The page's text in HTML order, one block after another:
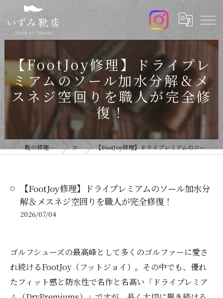
【FootJoy修理】ドライプレ
ミアムのソール加水分解＆メ
スネジ空回りを職人が完全修
復！
靴の修理ならいずみ靴店 コラム 【FootJoy修理】ドライプレミアムのソール加水分解＆メスネジ空回りを職人が完全修復！
【FootJoy修理】ドライプレミアムのソール加水分
解＆メスネジ空回りを職人が完全修復！
2026/07/04
ゴルフシューズの最高峰として多くのゴルファーに愛さ
れ続けるFootJoy（フットジョイ）。その中でも、優れ
たフィット感と防水性で名作と名高い「ドライプレミア